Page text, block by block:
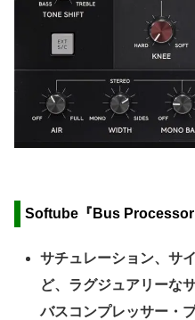
Softube『Bus Processor
サチュレーション、サ
ど、ラグジュアリーな
バスコンプレッサー・